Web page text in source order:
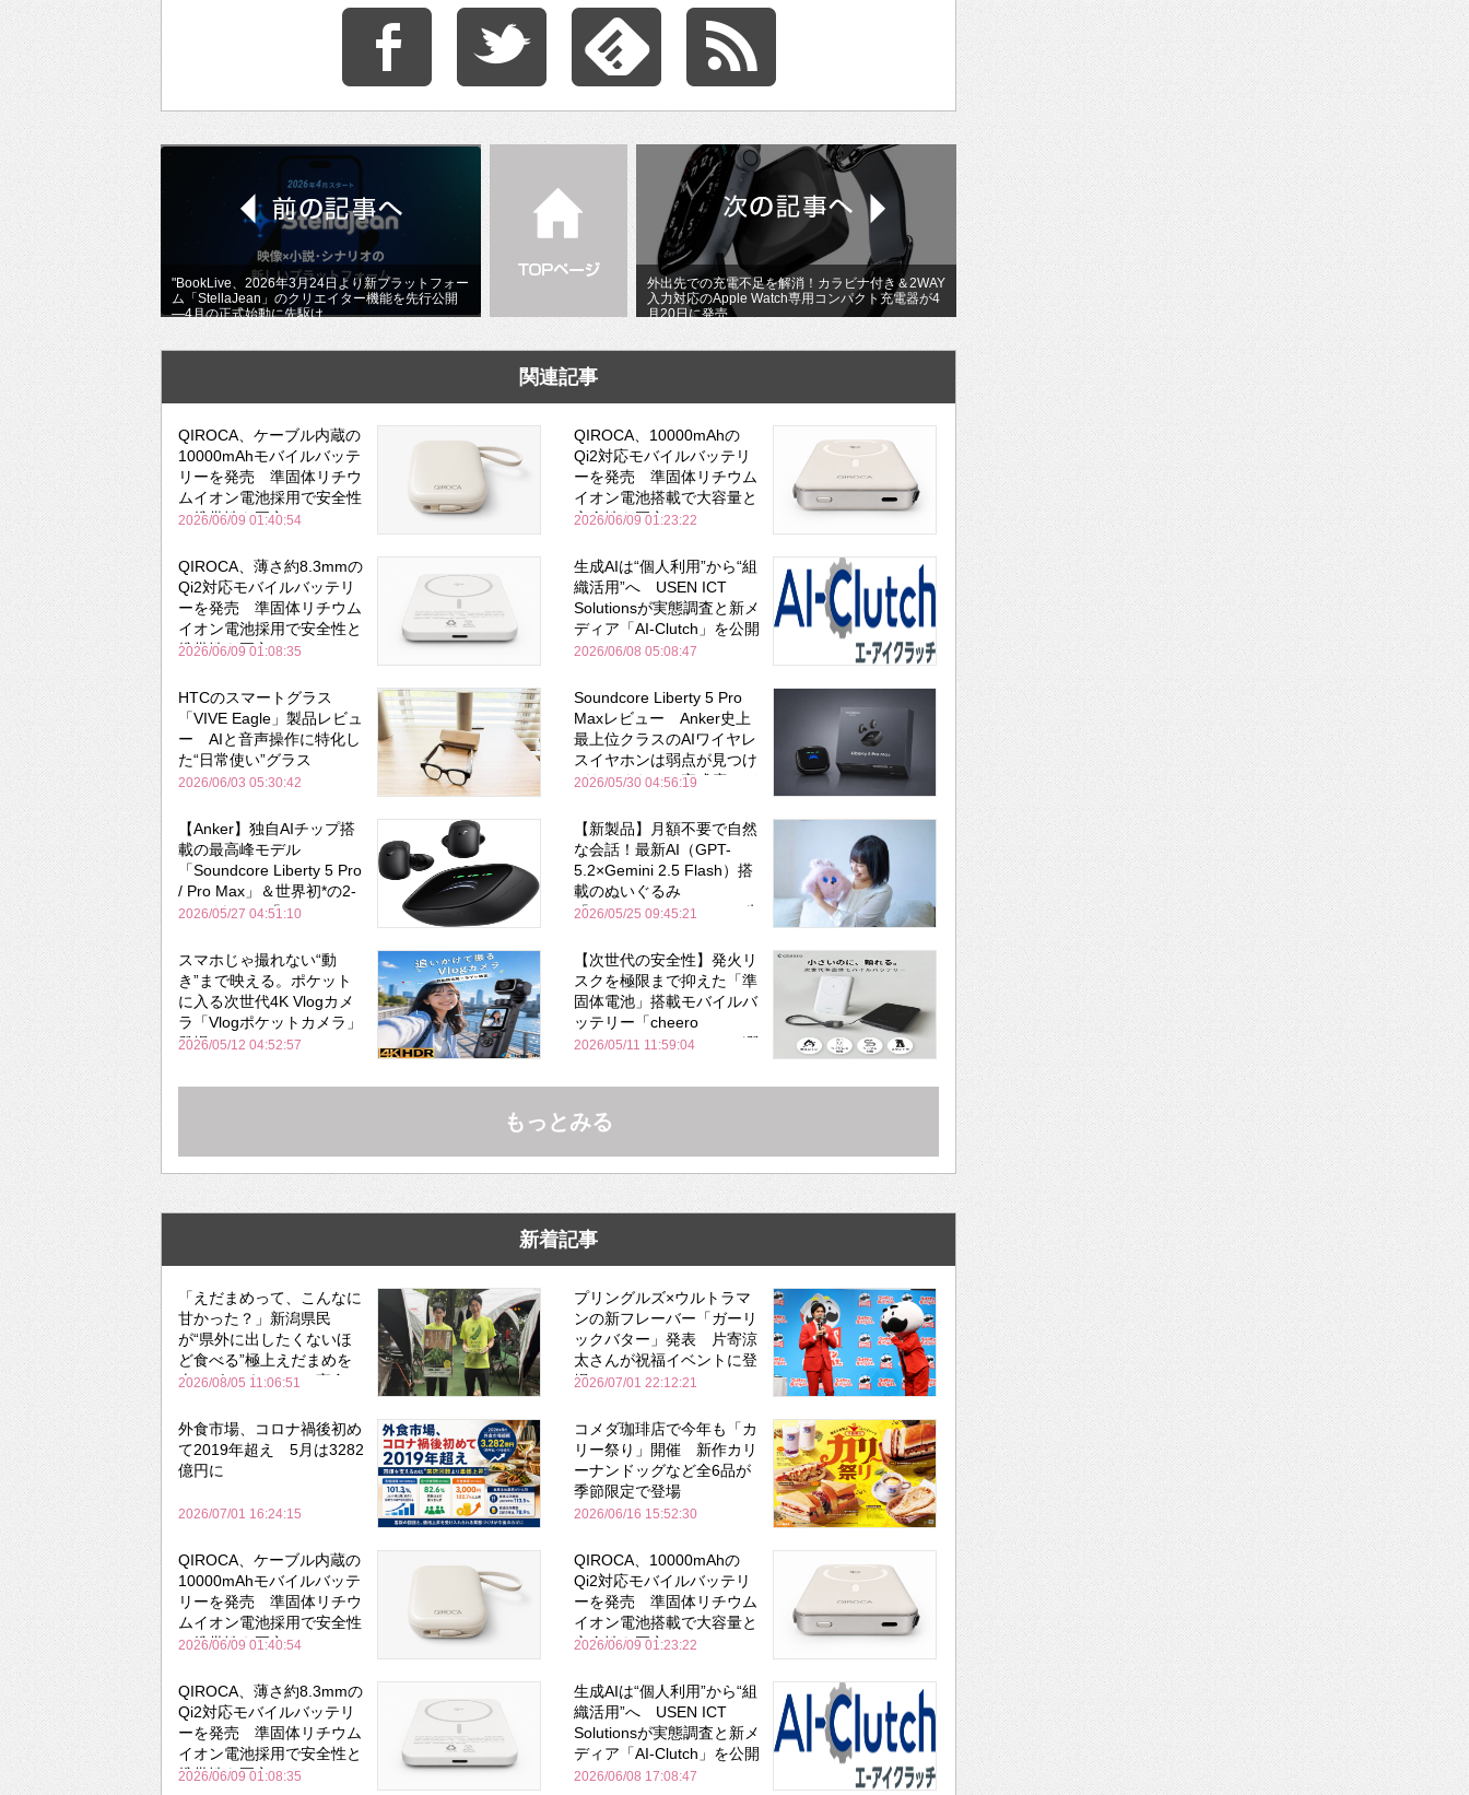
"BookLive、2026年3月24日より新プラットフォー
ム「StellaJean」のクリエイター機能を先行公開
―4月の正式始動に先駆け
外出先での充電不足を解消！カラビナ付き＆2WAY
入力対応のApple Watch専用コンパクト充電器が4
月20日に発売
関連記事
QIROCA、ケーブル内蔵の
10000mAhモバイルバッテ
リーを発売 準固体リチウ
ムイオン電池採用で安全性
と携帯性を両立
2026/06/09 01:40:54
QIROCA、10000mAhの
Qi2対応モバイルバッテリ
ーを発売 準固体リチウム
イオン電池搭載で大容量と
安全性を両立
2026/06/09 01:23:22
QIROCA、薄さ約8.3mmの
Qi2対応モバイルバッテリ
ーを発売 準固体リチウム
イオン電池採用で安全性と
携帯性を両立
2026/06/09 01:08:35
生成AIは“個人利用”から“組
織活用”へ USEN ICT
Solutionsが実態調査と新メ
ディア「AI-Clutch」を公開
2026/06/08 05:08:47
HTCのスマートグラス
「VIVE Eagle」製品レビュ
ー AIと音声操作に特化し
た“日常使い”グラス
2026/06/03 05:30:42
Soundcore Liberty 5 Pro
Maxレビュー Anker史上
最上位クラスのAIワイヤレ
スイヤホンは弱点が見つけ
づらいくらいの完成度にび
Bose並み
2026/05/30 04:56:19
【Anker】独自AIチップ搭
載の最高峰モデル
「Soundcore Liberty 5 Pro
/ Pro Max」＆世界初*の2-
in-1イヤホン「AeroFit 2
2026/05/27 04:51:10
【新製品】月額不要で自然
な会話！最新AI（GPT-
5.2×Gemini 2.5 Flash）搭
載のぬいぐるみ
「KOTTI」、Makuakeで先
2026/05/25 09:45:21
スマホじゃ撮れない“動
き”まで映える。ポケット
に入る次世代4K Vlogカメ
ラ「Vlogポケットカメラ」
登場
2026/05/12 04:52:57
【次世代の安全性】発火リ
スクを極限まで抑えた「準
固体電池」搭載モバイルバ
ッテリー「cheero
PitaPower 5000mAh」が登
2026/05/11 11:59:04
もっとみる
新着記事
「えだまめって、こんなに
甘かった？」新潟県民
が“県外に出したくないほ
ど食べる”極上えだまめを
森のビアガーデンで実食
2026/08/05 11:06:51
プリングルズ×ウルトラマ
ンの新フレーバー「ガーリ
ックバター」発表 片寄涼
太さんが祝福イベントに登
場
2026/07/01 22:12:21
外食市場、コロナ禍後初め
て2019年超え 5月は3282
億円に
2026/07/01 16:24:15
コメダ珈琲店で今年も「カ
リー祭り」開催 新作カリ
ーナンドッグなど全6品が
季節限定で登場
2026/06/16 15:52:30
QIROCA、ケーブル内蔵の
10000mAhモバイルバッテ
リーを発売 準固体リチウ
ムイオン電池採用で安全性
と携帯性を両立
2026/06/09 01:40:54
QIROCA、10000mAhの
Qi2対応モバイルバッテリ
ーを発売 準固体リチウム
イオン電池搭載で大容量と
安全性を両立
2026/06/09 01:23:22
QIROCA、薄さ約8.3mmの
Qi2対応モバイルバッテリ
ーを発売 準固体リチウム
イオン電池採用で安全性と
携帯性を両立
2026/06/09 01:08:35
生成AIは“個人利用”から“組
織活用”へ USEN ICT
Solutionsが実態調査と新メ
ディア「AI-Clutch」を公開
2026/06/08 17:08:47